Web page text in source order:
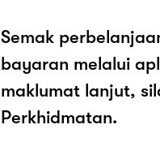
Semak
bayaran melalui
maklumat lanjut,
Perkhidmatan.